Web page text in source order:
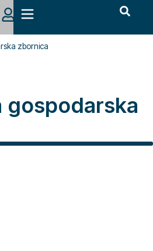
zbornica
gospodarska